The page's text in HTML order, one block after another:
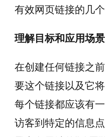
有效网页链接的几个
理解目标和应用场景
在创建任何链接之
要这个链接以及它
每个链接都应该有
访客到特定的信息